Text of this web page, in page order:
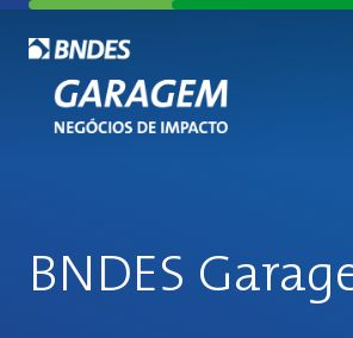
BNDES